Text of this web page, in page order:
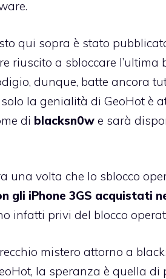
qui sopra è stato
riuscito a sbloccare
dunque, batte ancora
la genialità di GeoHot è
di blacksn0w e sarà
una volta che lo sblocco
gli iPhone 3GS acquistati
infatti privi del blocco
mistero attorno a
la speranza è quella di